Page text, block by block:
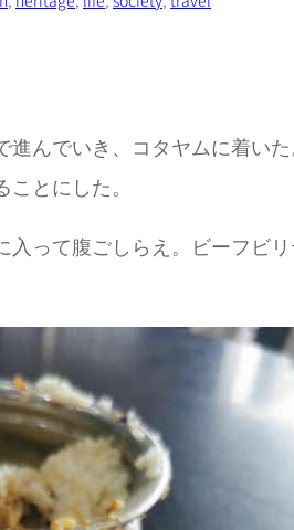
んでいき、コタヤムに着い
とにした。
入って腹ごしらえ。ビーフビ